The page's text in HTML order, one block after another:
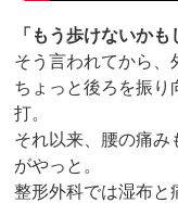
「もう歩けないかも
そう言われてから、
ちょっと後ろを振り
打。
それ以来、腰の痛み
がやっと。
整形外科では湿布と